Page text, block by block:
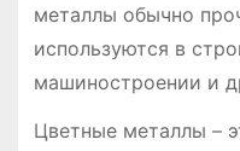
металлы обычно
используются в
машиностроении и
Цветные металлы –